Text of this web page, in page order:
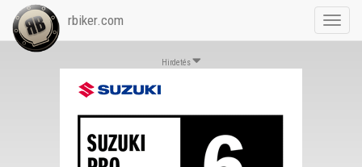
rbiker.com
Hirdetés